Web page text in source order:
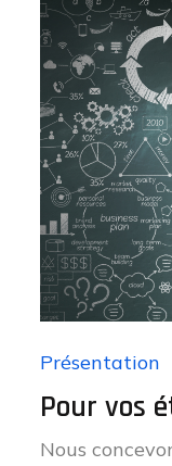
Présentation
Pour vos
Nous